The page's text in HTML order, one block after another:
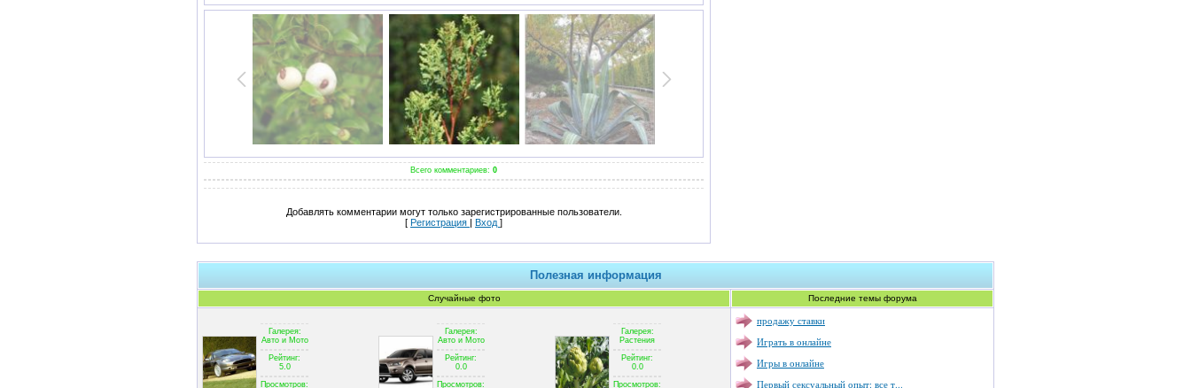
Всего комментариев: 0
Добавлять комментарии могут только зарегистрированные пользователи.
[ Регистрация | Вход ]
Полезная информация
Случайные фото Последние темы форума
Галерея:
Авто и Мото
Рейтинг:
5.0
Просмотров:
Галерея:
Авто и Мото
Рейтинг:
0.0
Просмотров:
Галерея:
Растения
Рейтинг:
0.0
Просмотров:
продажу ставки
Играть в онлайне
Игры в онлайне
Первый сексуальный опыт: все т...